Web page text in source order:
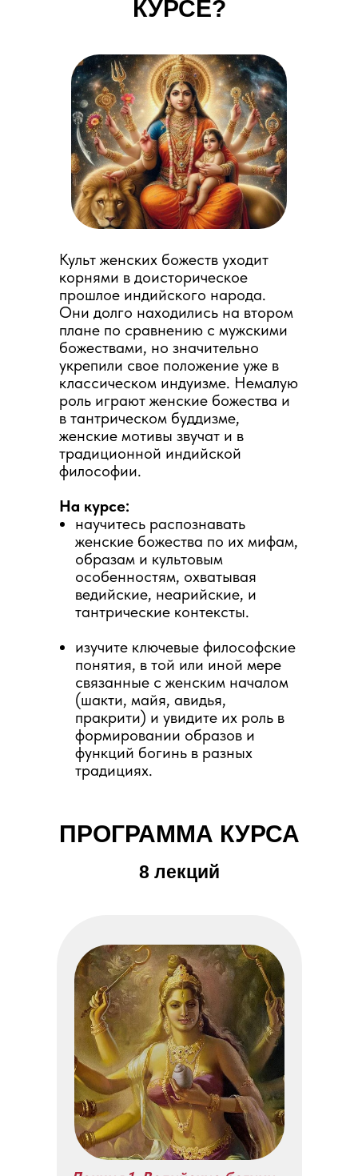
КУРСЕ?
Культ женских божеств уходит
корнями в доисторическое
прошлое индийского народа.
Они долго находились на втором
плане по сравнению с мужскими
божествами, но значительно
укрепили свое положение уже в
классическом индуизме. Немалую
роль играют женские божества и
в тантрическом буддизме,
женские мотивы звучат и в
традиционной индийской
философии.
На курсе:
научитесь распознавать
женские божества по их мифам,
образам и культовым
особенностям, охватывая
ведийские, неарийские, и
тантрические контексты.
изучите ключевые философские
понятия, в той или иной мере
связанные с женским началом
(шакти, майя, авидья,
пракрити) и увидите их роль в
формировании образов и
функций богинь в разных
традициях.
8 лекций
ПРОГРАММА КУРСА